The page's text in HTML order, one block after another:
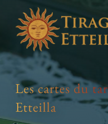
content
Tirages
Etteilla
Signes
Les cartes du
Etteilla